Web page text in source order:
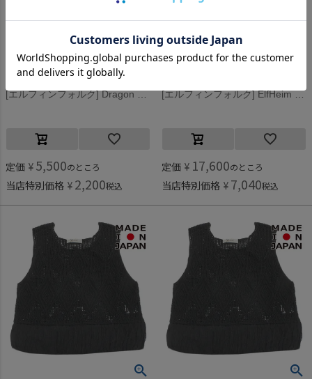
エルフィンフォルク
[エルフィンフォルク] Dragon Emblem Back print Tシャツ オフホワイト
定価 ¥ 5,500のところ
当店特別価格 ¥ 2,200税込
[エルフィンフォルク] ElfHeim ドレス スモーキーピンク
定価 ¥ 17,600のところ
当店特別価格 ¥ 7,040税込